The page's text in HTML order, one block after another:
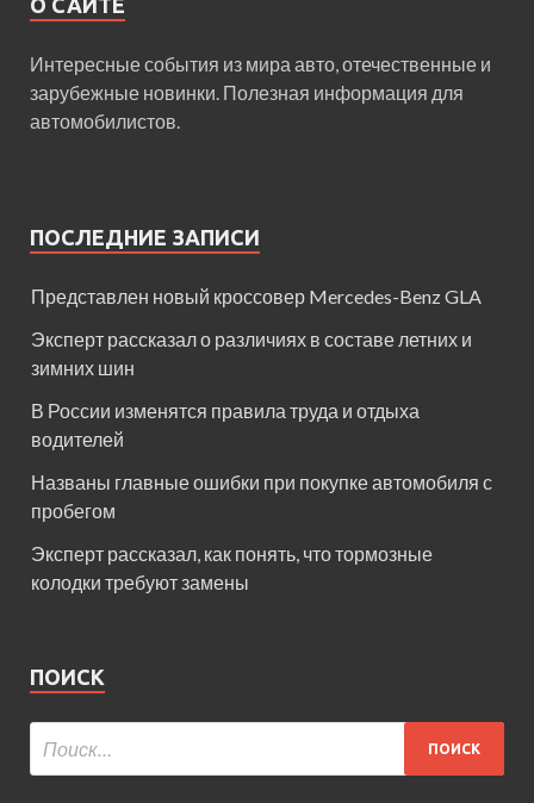
О САЙТЕ
Интересные события из мира авто, отечественные и
зарубежные новинки. Полезная информация для
автомобилистов.
ПОСЛЕДНИЕ ЗАПИСИ
Представлен новый кроссовер Mercedes-Benz GLA
Эксперт рассказал о различиях в составе летних и
зимних шин
В России изменятся правила труда и отдыха
водителей
Названы главные ошибки при покупке автомобиля с
пробегом
Эксперт рассказал, как понять, что тормозные
колодки требуют замены
ПОИСК